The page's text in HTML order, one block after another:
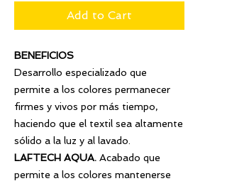
Add to Cart
BENEFICIOS
Desarrollo especializado que
permite a los colores permanecer
firmes y vivos por más tiempo,
haciendo que el textil sea altamente
sólido a la luz y al lavado.
LAFTECH AQUA. Acabado que
permite a los colores mantenerse